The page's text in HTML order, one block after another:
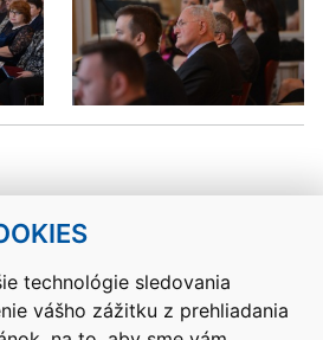
technológie sledovania
vášho zážitku z prehliadania
RSS
Vyhlásenie o prístupnosti